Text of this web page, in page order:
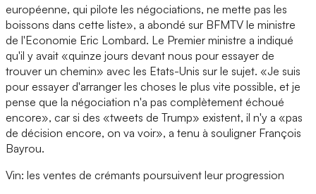
européenne, qui pilote les négociations, ne mette pas les
boissons dans cette liste», a abondé sur BFMTV le ministre
de l'Economie Eric Lombard. Le Premier ministre a indiqué
qu'il y avait «quinze jours devant nous pour essayer de
trouver un chemin» avec les Etats-Unis sur le sujet. «Je suis
pour essayer d'arranger les choses le plus vite possible, et je
pense que la négociation n'a pas complètement échoué
encore», car si des «tweets de Trump» existent, il n'y a «pas
de décision encore, on va voir», a tenu à souligner François
Bayrou.
Vin: les ventes de crémants poursuivent leur progression